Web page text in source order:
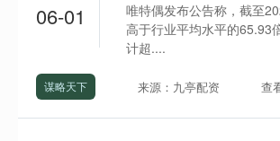
06-01
唯特偶发布公告称，截至
高于行业平均水平的65.93
计超....
谋略天下 来源：九亭配资 查